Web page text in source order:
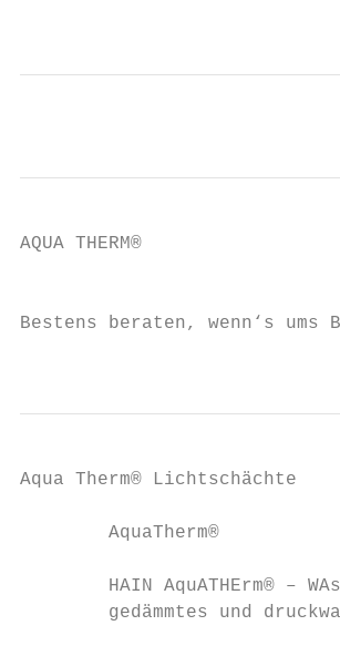
AQUA THERM®
Bestens beraten,
Aqua Therm® Lichtschächte
        AquaTherm®
HAIN AquATHErm® –
gedämmtes und